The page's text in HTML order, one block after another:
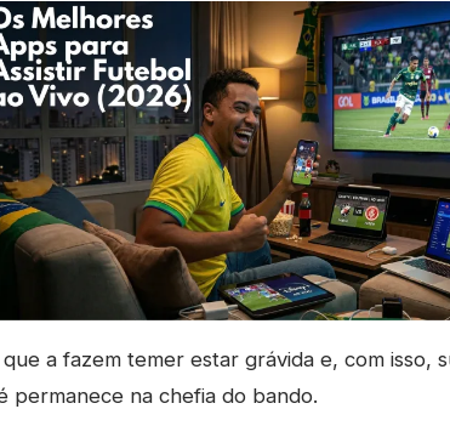
a fazem temer estar grávida e, com isso,
permanece na chefia do bando.